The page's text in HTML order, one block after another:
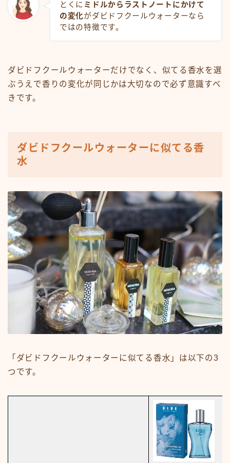
とくに ミドルからラストノートにかけて
の変化がダビドフクールウォーターなら
ではの特徴です。
ダビドフクールウォーターだけでなく、似てる香水を選
ぶうえで香りの変化が同じかは大切なので必ず意識すべ
きです。
ダビドフクールウォーターに似てる香
水
「ダビドフクールウォーターに似てる香水」は以下の3
つです。